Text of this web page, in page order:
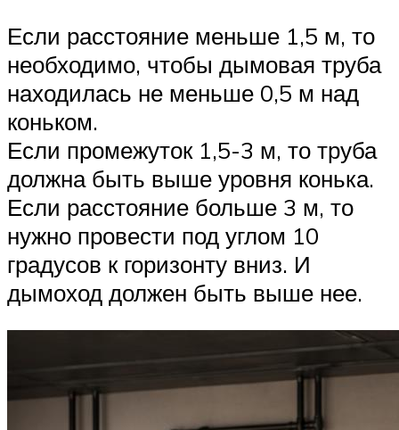
Если расстояние меньше 1,5 м, то
необходимо, чтобы дымовая труба
находилась не меньше 0,5 м над
коньком.
Если промежуток 1,5-3 м, то труба
должна быть выше уровня конька.
Если расстояние больше 3 м, то
нужно провести под углом 10
градусов к горизонту вниз. И
дымоход должен быть выше нее.